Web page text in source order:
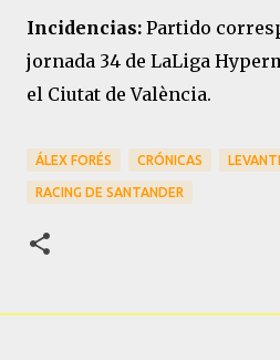
Incidencias: Partido
jornada 34 de LaLiga
el Ciutat de València.
ÁLEX FORÉS CRÓNICAS
RACING DE SANTANDER